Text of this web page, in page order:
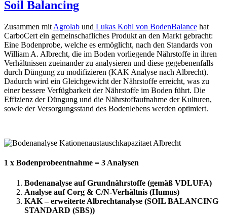
Soil Balancing
Zusammen mit Agrolab und Lukas Kohl von BodenBalance hat
CarboCert ein gemeinschafliches Produkt an den Markt gebracht:
Eine Bodenprobe, welche es ermöglicht, nach den Standards von
William A. Albrecht, die im Boden vorliegende Nährstoffe in ihren
Verhältnissen zueinander zu analysieren und diese gegebenenfalls
durch Düngung zu modifizieren (KAK Analyse nach Albrecht).
Dadurch wird ein Gleichgewicht der Nährstoffe erreicht, was zu
einer bessere Verfügbarkeit der Nährstoffe im Boden führt. Die
Effizienz der Düngung und die Nährstoffaufnahme der Kulturen,
sowie der Versorgungsstand des Bodenlebens werden optimiert.
1 x Bodenprobeentnahme = 3 Analysen
Bodenanalyse auf Grundnährstoffe (gemäß VDLUFA)
Analyse auf Corg & C/N-Verhältnis (Humus)
KAK – erweiterte Albrechtanalyse (SOIL BALANCING
STANDARD (SBS))